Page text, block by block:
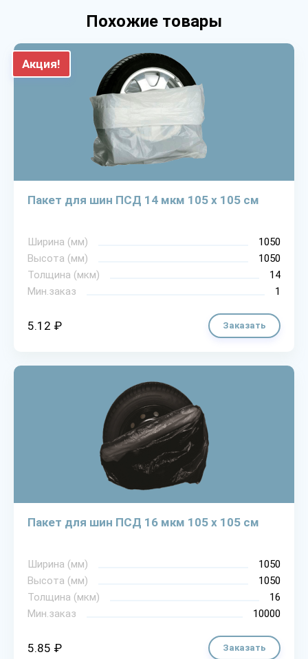
Похожие товары
Акция!
Пакет для шин ПСД 14 мкм 105 х 105 см
Ширина (мм)
1050
Высота (мм)
1050
Толщина (мкм)
14
Мин.заказ
1
5.12 ₽ Заказать
Пакет для шин ПСД 16 мкм 105 х 105 см
Ширина (мм)
1050
Высота (мм)
1050
Толщина (мкм)
16
Мин.заказ
10000
5.85 ₽ Заказать